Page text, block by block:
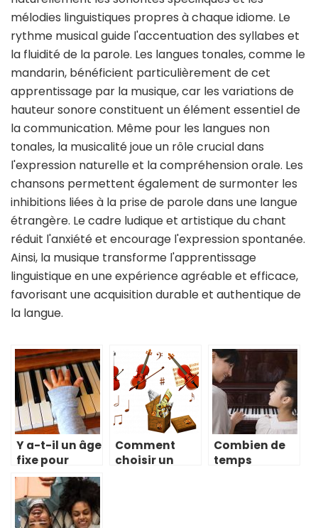
mélodies linguistiques propres à chaque idiome. Le
rythme musical guide l'accentuation des syllabes et
la fluidité de la parole. Les langues tonales, comme le
mandarin, bénéficient particulièrement de cet
apprentissage par la musique, car les variations de
hauteur sonore constituent un élément essentiel de
la communication. Même pour les langues non
tonales, la musicalité joue un rôle crucial dans
l'expression naturelle et la compréhension orale. Les
chansons permettent également de surmonter les
inhibitions liées à la prise de parole dans une langue
étrangère. Le cadre ludique et artistique du chant
réduit l'anxiété et encourage l'expression spontanée.
Ainsi, la musique transforme l'apprentissage
linguistique en une expérience agréable et efficace,
favorisant une acquisition durable et authentique de
la langue.
Y a-t-il un âge
fixe pour
débuter
l’initiation
musicale
chez l’enfant?
Comment
choisir un
Combien de
temps